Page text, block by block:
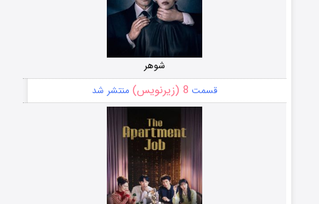
شوهر
قسمت 8 (زیرنویس) منتشر شد